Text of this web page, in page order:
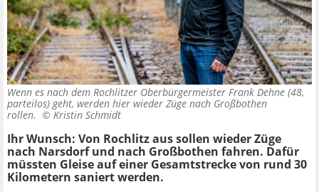
Wenn es nach dem Rochlitzer Oberbürgermeister Frank Dehne (48,
parteilos) geht, werden hier wieder Züge nach Großbothen
rollen. © Kristin Schmidt
Ihr Wunsch: Von Rochlitz aus sollen wieder Züge
nach Narsdorf und nach Großbothen fahren. Dafür
müssten Gleise auf einer Gesamtstrecke von rund 30
Kilometern saniert werden.